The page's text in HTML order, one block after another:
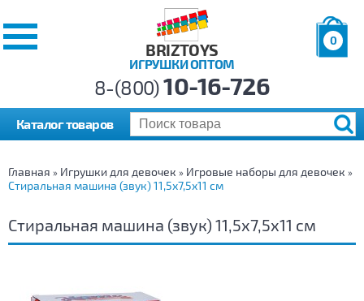
BRIZTOYS
ИГРУШКИ ОПТОМ
0
р.
8-(800)10-16-726
Каталог товаров
Главная » Игрушки для девочек » Игровые наборы для девочек »
Стиральная машина (звук) 11,5х7,5х11 см
Стиральная машина (звук) 11,5х7,5х11 см